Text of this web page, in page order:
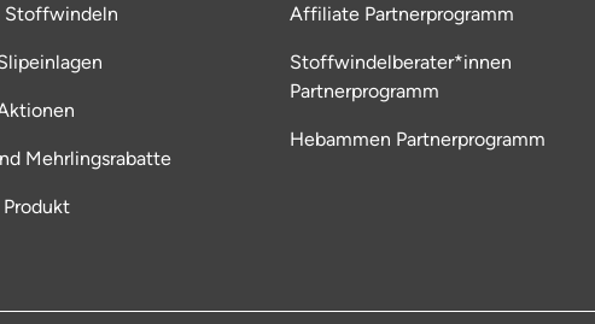
Stoffwindeln
Mehrlingsrabatte
Affiliate Partnerprogramm
Stoffwindelberater*innen
Partnerprogramm
Hebammen Partnerprogramm